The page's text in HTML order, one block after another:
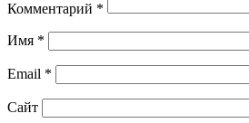
Комментарий *
Имя *
Email *
Сайт